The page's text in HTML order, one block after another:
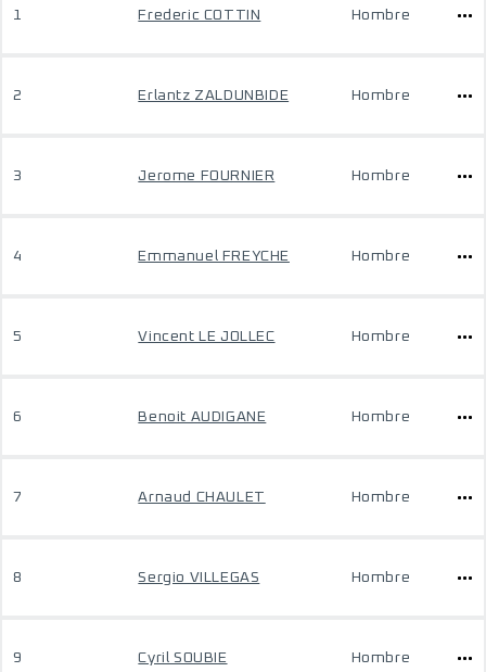
1 Frederic COTTIN Hombre
2 Erlantz ZALDUNBIDE Hombre
3 Jerome FOURNIER Hombre
4 Emmanuel FREYCHE Hombre
5 Vincent LE JOLLEC Hombre
6 Benoit AUDIGANE Hombre
7 Arnaud CHAULET Hombre
8 Sergio VILLEGAS Hombre
9 Cyril SOUBIE Hombre